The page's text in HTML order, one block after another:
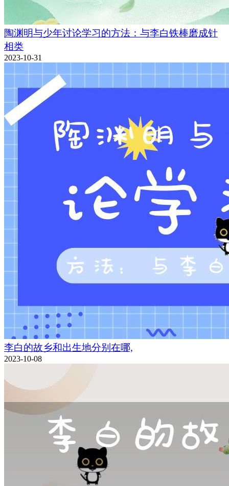
陶渊明与少年讨论学习的方法：与李白铁棒磨成针
相类
2023-10-31
李白的故乡和出生地分别在哪,
2023-10-08